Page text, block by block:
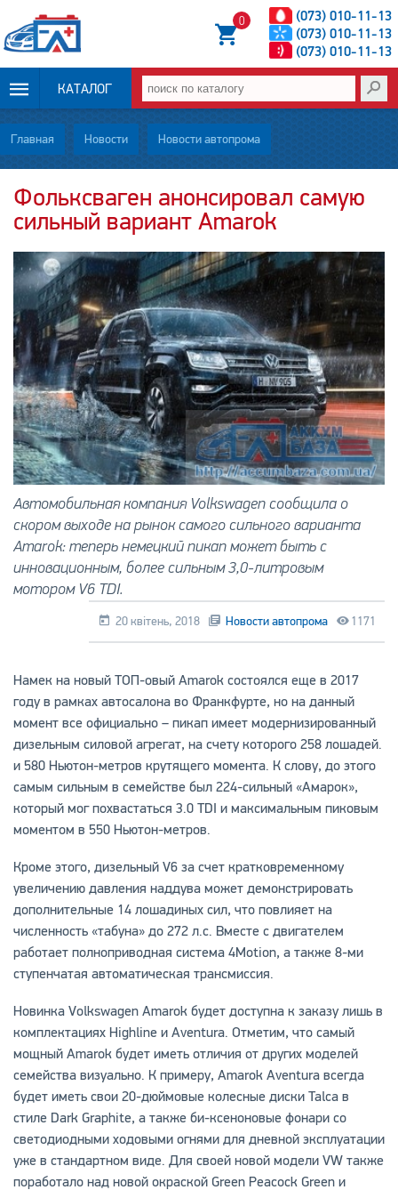
(073) 010-11-13
(073) 010-11-13
(073) 010-11-13
0
КАТАЛОГ
ОПЛАТА И
ДОСТАВКА
НОВОСТИ
СТАТЬИ
О НАС
КОНТАКТЫ
Главная Новости Новости автопрома
Фольксваген анонсировал самую
сильный вариант Amarok
Автомобильная компания Volkswagen сообщила о
скором выходе на рынок самого сильного варианта
Amarok: теперь немецкий пикап может быть с
инновационным, более сильным 3,0-литровым
мотором V6 TDI.
20 квітень, 2018 Новости автопрома 1171
Намек на новый ТОП-овый Amarok состоялся еще в 2017
году в рамках автосалона во Франкфурте, но на данный
момент все официально – пикап имеет модернизированный
дизельным силовой агрегат, на счету которого 258 лошадей.
и 580 Ньютон-метров крутящего момента. К слову, до этого
самым сильным в семействе был 224-сильный «Амарок»,
который мог похвастаться 3.0 TDI и максимальным пиковым
моментом в 550 Ньютон-метров.
Кроме этого, дизельный V6 за счет кратковременному
увеличению давления наддува может демонстрировать
дополнительные 14 лошадиных сил, что повлияет на
численность «табуна» до 272 л.с. Вместе с двигателем
работает полноприводная система 4Motion, а также 8-ми
ступенчатая автоматическая трансмиссия.
Новинка Volkswagen Amarok будет доступна к заказу лишь в
комплектациях Highline и Aventura. Отметим, что самый
мощный Amarok будет иметь отличия от других моделей
семейства визуально. К примеру, Amarok Aventura всегда
будет иметь свои 20-дюймовые колесные диски Talca в
стиле Dark Graphite, а также би-ксеноновые фонари со
светодиодными ходовыми огнями для дневной эксплуатации
уже в стандартном виде. Для своей новой модели VW также
поработало над новой окраской Green Peacock Green и